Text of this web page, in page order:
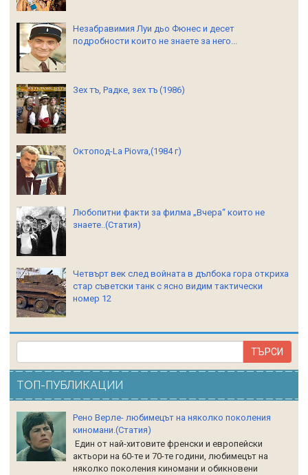
Незабравимия Луи дьо Фюнес и десет
подробности които не знаете за него...
Зех тъ, Радке, зех тъ (1986)
Октопод-La Piovra,(1984 г)
Любопитни факти за филма „Вчера“ които не
знаете..(Статия)
Четвърт век след войната в дълбока гора откриха
стар съветски танк с ясно видим тактически
номер 12
ТОП-ПУБЛИКАЦИИ
Рено Верле- любимецът на няколко поколения
киномани.(Статия)
Един от най-хитовите френски и европейски
актьори на 60-те и 70-те години, любимецът на
няколко поколения киномани и обикновени